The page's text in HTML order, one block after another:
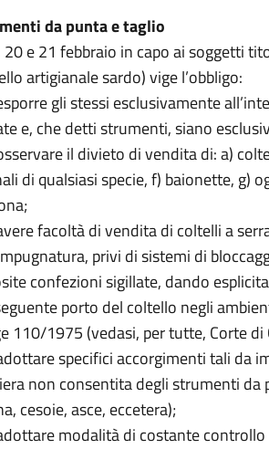
da punta e taglio
20 e 21 febbraio in capo ai soggetti
artigianale sardo) vige l’obbligo:
gli stessi esclusivamente
e, che detti strumenti, siano
il divieto di vendita di: a)
di qualsiasi specie, f) baionette, g)
facoltà di vendita di coltelli a
privi di sistemi di
confezioni sigillate, dando
porto del coltello negli
110/1975 (vedasi, per tutte, Corte
specifici accorgimenti tali da
non consentita degli strumenti
cesoie, asce, eccetera);
modalità di costante